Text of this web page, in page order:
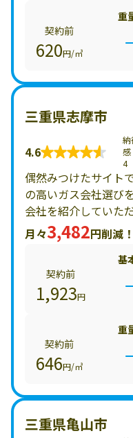
重
契約前
620円/㎥
三重県志摩市
4.6
納
感
4
偶然みつけたサイト
の高いガス会社選び
会社を紹介していた
月々3,482円削減！
基
契約前
1,923円
重
契約前
646円/㎥
三重県亀山市